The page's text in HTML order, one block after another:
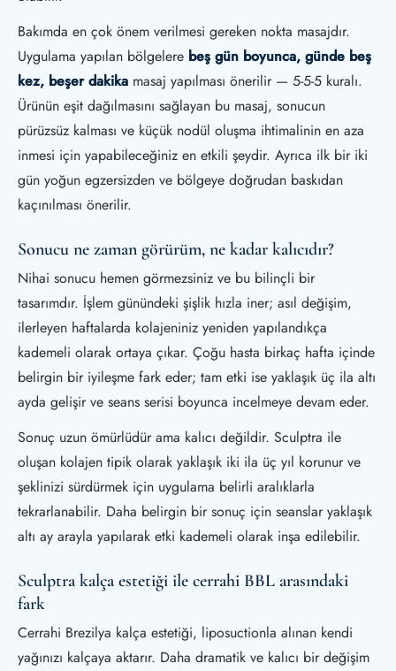
Bakımda en çok önem verilmesi gereken nokta masajdır.
Uygulama yapılan bölgelere beş gün boyunca, günde beş
kez, beşer dakika masaj yapılması önerilir — 5-5-5 kuralı.
Ürünün eşit dağılmasını sağlayan bu masaj, sonucun
pürüzsüz kalması ve küçük nodül oluşma ihtimalinin en aza
inmesi için yapabileceğiniz en etkili şeydir. Ayrıca ilk bir iki
gün yoğun egzersizden ve bölgeye doğrudan baskıdan
kaçınılması önerilir.
Sonucu ne zaman görürüm, ne kadar kalıcıdır?
Nihai sonucu hemen görmezsiniz ve bu bilinçli bir
tasarımdır. İşlem günündeki şişlik hızla iner; asıl değişim,
ilerleyen haftalarda kolajeniniz yeniden yapılandıkça
kademeli olarak ortaya çıkar. Çoğu hasta birkaç hafta içinde
belirgin bir iyileşme fark eder; tam etki ise yaklaşık üç ila altı
ayda gelişir ve seans serisi boyunca incelmeye devam eder.
Sonuç uzun ömürlüdür ama kalıcı değildir. Sculptra ile
oluşan kolajen tipik olarak yaklaşık iki ila üç yıl korunur ve
şeklinizi sürdürmek için uygulama belirli aralıklarla
tekrarlanabilir. Daha belirgin bir sonuç için seanslar yaklaşık
altı ay arayla yapılarak etki kademeli olarak inşa edilebilir.
Sculptra kalça estetiği ile cerrahi BBL arasındaki
fark
Cerrahi Brezilya kalça estetiği, liposuctionla alınan kendi
yağınızı kalçaya aktarır. Daha dramatik ve kalıcı bir değişim